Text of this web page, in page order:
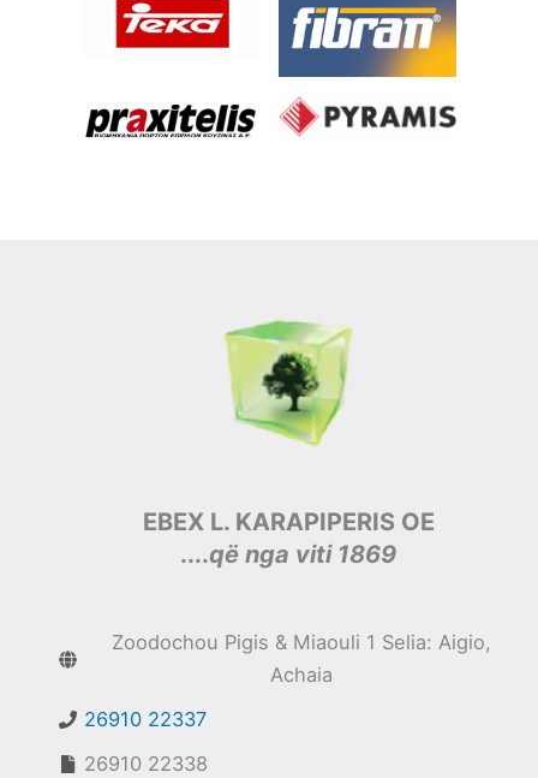
EBEX L. KARAPIPERIS OE
....që nga viti 1869
Zoodochou Pigis & Miaouli 1 Selia: Aigio,
Achaia
26910 22337
26910 22338